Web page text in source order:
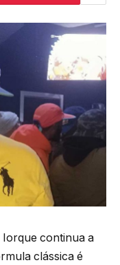
continua a
clássica é